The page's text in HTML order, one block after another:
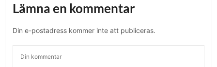
Lämna en kommentar
Din e-postadress kommer inte att publiceras.